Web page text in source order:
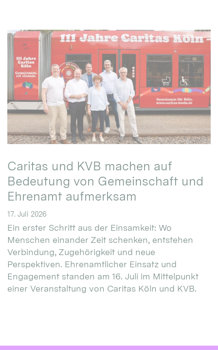
Caritas und KVB machen auf
Bedeutung von Gemeinschaft und
Ehrenamt aufmerksam
17. Juli 2026
Ein erster Schritt aus der Einsamkeit: Wo
Menschen einander Zeit schenken, entstehen
Verbindung, Zugehörigkeit und neue
Perspektiven. Ehrenamtlicher Einsatz und
Engagement standen am 16. Juli im Mittelpunkt
einer Veranstaltung von Caritas Köln und KVB.